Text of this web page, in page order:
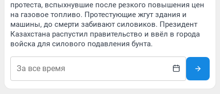
протеста, вспыхнувшие после резкого повышения цен
на газовое топливо. Протестующие жгут здания и
машины, до смерти забивают силовиков. Президент
Казахстана распустил правительство и ввёл в города
войска для силового подавления бунта.